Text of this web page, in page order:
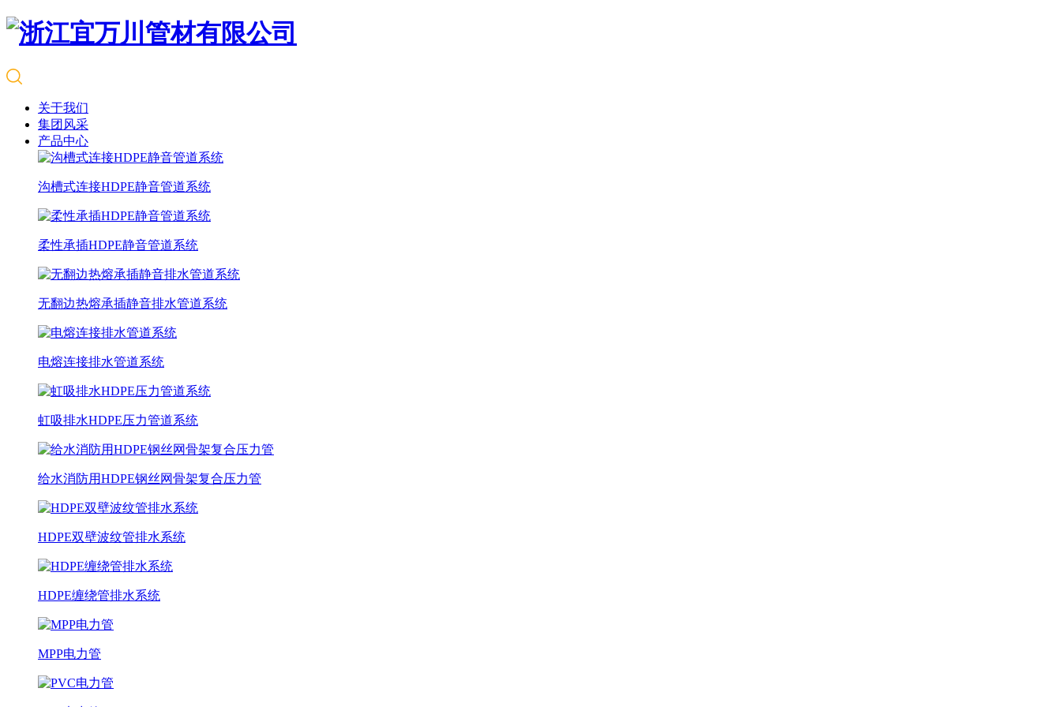
关于我们
集团风采
产品中心
沟槽式连接HDPE静音管道系统
柔性承插HDPE静音管道系统
无翻边热熔承插静音排水管道系统
电熔连接排水管道系统
虹吸排水HDPE压力管道系统
给水消防用HDPE钢丝网骨架复合压力管
HDPE双壁波纹管排水系统
HDPE缠绕管排水系统
MPP电力管